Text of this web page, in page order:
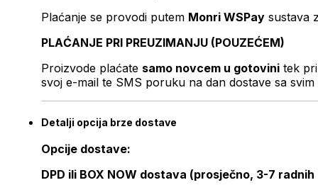
Plaćanje se provodi putem Monri WSPay sustava
PLAĆANJE PRI PREUZIMANJU (POUZEĆEM)
Proizvode plaćate samo novcem u gotovini tek
svoj e-mail te SMS poruku na dan dostave sa svim
Detalji opcija brze dostave
Opcije dostave:
DPD ili BOX NOW dostava (prosječno, 3-7 radnih